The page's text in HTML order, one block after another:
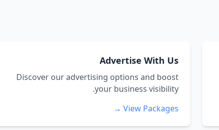
Advertise With Us
Discover our advertising options and boost
your business visibility.
View Packages →